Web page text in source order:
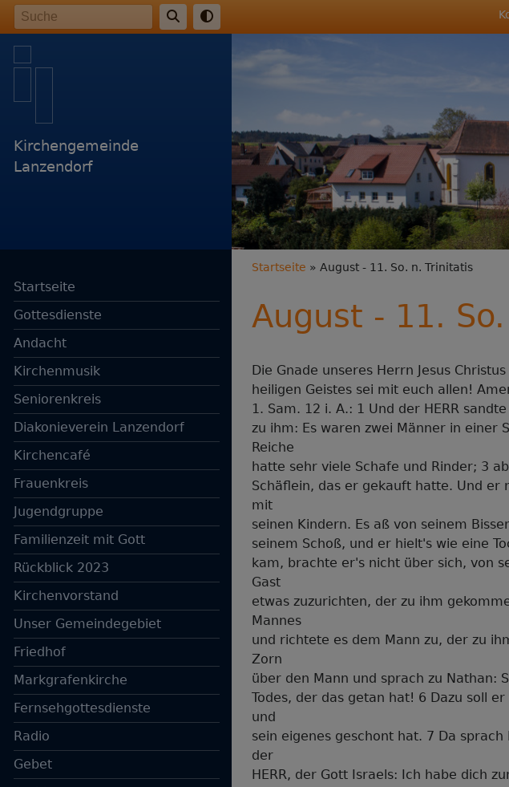
Direkt
zum
Inhalt
Kirchengemeinde
Lanzendorf
Hauptnavigation
Startseite
Gottesdienste
Andacht
Kirchenmusik
Seniorenkreis
Diakonieverein Lanzendorf
Kirchencafé
Frauenkreis
Jugendgruppe
Familienzeit mit Gott
Rückblick 2023
Kirchenvorstand
Unser Gemeindegebiet
Friedhof
Markgrafenkirche
Fernsehgottesdienste
Radio
Gebet
Breadcrumb
Startseite August - 11. So. n. Trinitatis
August - 11.
Die Gnade unseres Herrn Jesus
heiligen Geistes sei mit euch allen!
1. Sam. 12 i. A.: 1 Und der HERR
zu ihm: Es waren zwei Männer in
Reiche
hatte sehr viele Schafe und Rinder; 3
Schäflein, das er gekauft hatte. Und er
mit
seinen Kindern. Es aß von seinem
seinem Schoß, und er hielt's wie eine
kam, brachte er's nicht über sich, von
Gast
etwas zuzurichten, der zu ihm
Mannes
und richtete es dem Mann zu, der zu
Zorn
über den Mann und sprach zu Nathan:
Todes, der das getan hat! 6 Dazu soll
und
sein eigenes geschont hat. 7 Da
der
HERR, der Gott Israels: Ich habe dich